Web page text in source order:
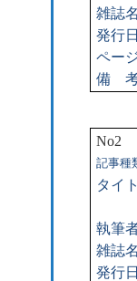
雑誌名
発行日
ペー
備
No2
記事種
タイ
執筆
雑誌名
発行日